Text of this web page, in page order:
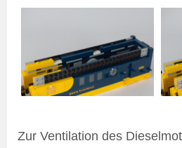
Zur Ventilation des